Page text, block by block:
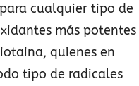
cualquier tipo de
más potentes
quienes en
tipo de radicales